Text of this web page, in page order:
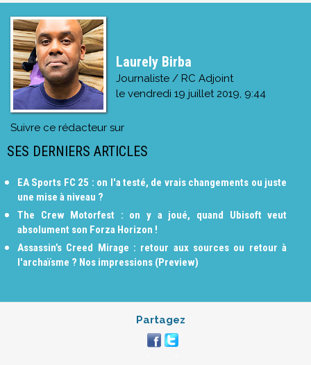
Laurely Birba
Journaliste / RC Adjoint
le vendredi 19 juillet 2019, 9:44
Suivre ce rédacteur sur
SES DERNIERS ARTICLES
EA Sports FC 25 : on l'a testé, de vrais changements ou juste
une mise à niveau ?
The Crew Motorfest : on y a joué, quand Ubisoft veut
absolument son Forza Horizon !
Assassin’s Creed Mirage : retour aux sources ou retour à
l'archaïsme ? Nos impressions (Preview)
Partagez